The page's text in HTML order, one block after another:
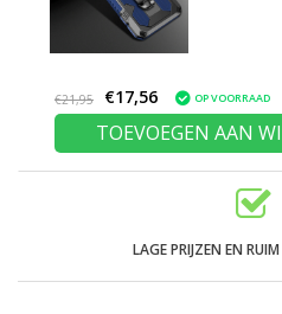
€21,95 €17,56 OP VOORRAAD
TOEVOEGEN AAN
LAGE PRIJZEN EN